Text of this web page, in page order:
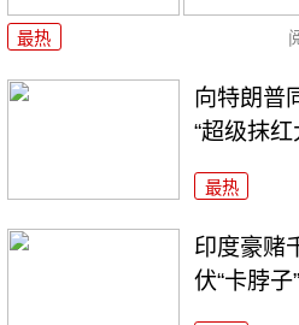
最热
向特朗普
“超级抹红
最热
印度豪赌
伏“卡脖子”